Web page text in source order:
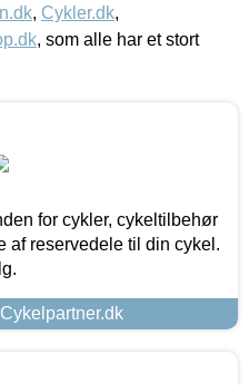
, Cykler.dk,
, som alle har et stort
for cykler, cykeltilbehør
af reservedele til din cykel.